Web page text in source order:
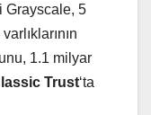
Grayscale, 5
1.1 milyar
Trust‘ta